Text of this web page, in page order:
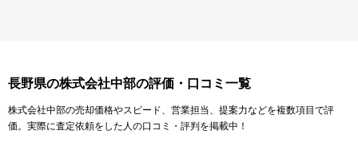
長野県の株式会社中部の評価・口コミ一覧
株式会社中部の売却価格やスピード、営業担当、提案力などを複数項目で評
価。実際に査定依頼をした人の口コミ・評判を掲載中！